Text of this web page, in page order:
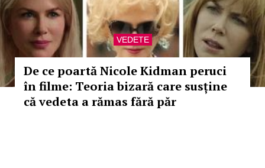
VEDETE
De ce poartă Nicole Kidman peruci
în filme: Teoria bizară care susține
că vedeta a rămas fără păr